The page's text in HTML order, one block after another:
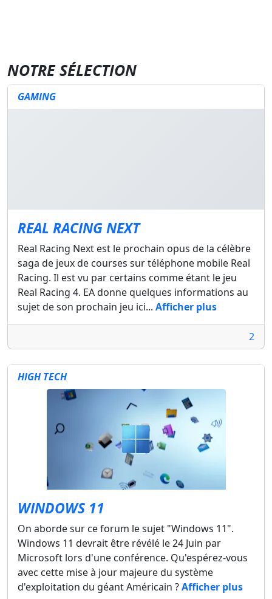
NOTRE SÉLECTION
GAMING
REAL RACING NEXT
Real Racing Next est le prochain opus de la célèbre
saga de jeux de courses sur téléphone mobile Real
Racing. Il est vu par certains comme étant le jeu
Real Racing 4. EA donne quelques informations au
sujet de son prochain jeu ici... Afficher plus
2
HIGH TECH
WINDOWS 11
On aborde sur ce forum le sujet "Windows 11".
Windows 11 devrait être révélé le 24 Juin par
Microsoft lors d'une conférence. Qu'espérez-vous
avec cette mise à jour majeure du système
d'exploitation du géant Américain ?Afficher plus